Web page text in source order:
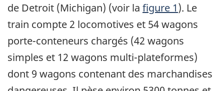
de Detroit (Michigan) (voir la figure 1). Le
train compte 2 locomotives et 54 wagons
porte-conteneurs chargés (42 wagons
simples et 12 wagons multi-plateformes)
dont 9 wagons contenant des marchandises